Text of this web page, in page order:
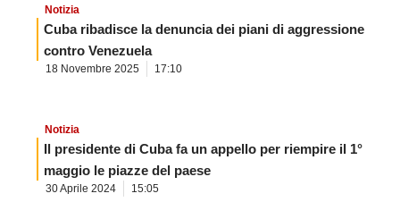
Notizia
Cuba ribadisce la denuncia dei piani di aggressione
contro Venezuela
18 Novembre 2025 17:10
Notizia
Il presidente di Cuba fa un appello per riempire il 1°
maggio le piazze del paese
30 Aprile 2024 15:05